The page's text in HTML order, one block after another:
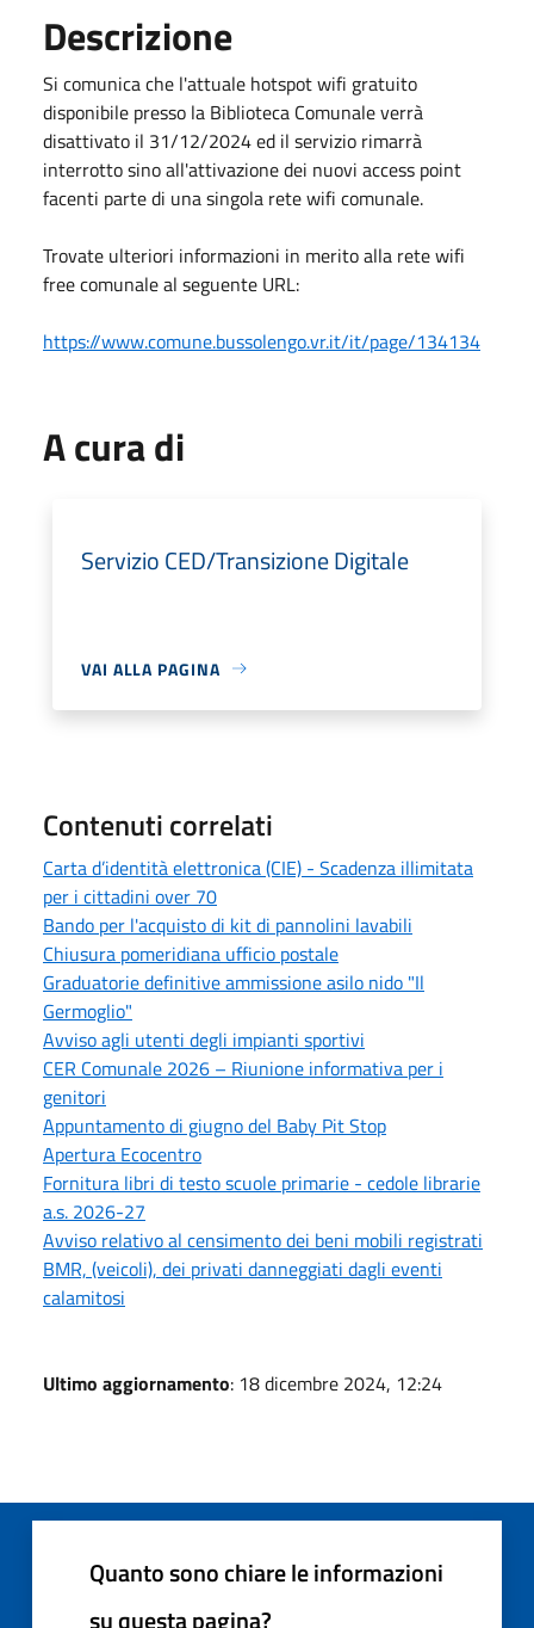
Descrizione
Si comunica che l'attuale hotspot wifi gratuito
disponibile presso la Biblioteca Comunale verrà
disattivato il 31/12/2024 ed il servizio rimarrà
interrotto sino all'attivazione dei nuovi access point
facenti parte di una singola rete wifi comunale.
Trovate ulteriori informazioni in merito alla rete wifi
free comunale al seguente URL:
https://www.comune.bussolengo.vr.it/it/page/134134
A cura di
Servizio CED/Transizione Digitale
VAI ALLA PAGINA
Contenuti correlati
Carta d’identità elettronica (CIE) - Scadenza illimitata
per i cittadini over 70
Bando per l'acquisto di kit di pannolini lavabili
Chiusura pomeridiana ufficio postale
Graduatorie definitive ammissione asilo nido "Il
Germoglio"
Avviso agli utenti degli impianti sportivi
CER Comunale 2026 – Riunione informativa per i
genitori
Appuntamento di giugno del Baby Pit Stop
Apertura Ecocentro
Fornitura libri di testo scuole primarie - cedole librarie
a.s. 2026-27
Avviso relativo al censimento dei beni mobili registrati
BMR, (veicoli), dei privati danneggiati dagli eventi
calamitosi
Ultimo aggiornamento: 18 dicembre 2024, 12:24
Quanto sono chiare le informazioni
su questa pagina?